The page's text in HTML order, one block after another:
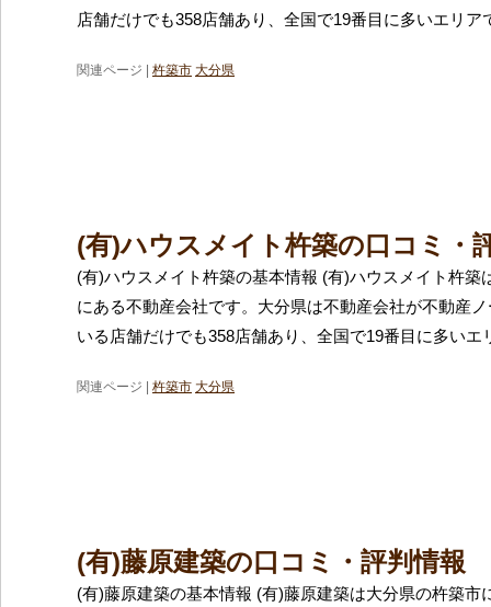
店舗だけでも358店舗あり、全国で19番目に多いエリア
関連ページ | 杵築市 大分県
(有)ハウスメイト杵築の口コミ・
(有)ハウスメイト杵築の基本情報 (有)ハウスメイト杵築
にある不動産会社です。大分県は不動産会社が不動産
いる店舗だけでも358店舗あり、全国で19番目に多いエ
関連ページ | 杵築市 大分県
(有)藤原建築の口コミ・評判情報
(有)藤原建築の基本情報 (有)藤原建築は大分県の杵築市